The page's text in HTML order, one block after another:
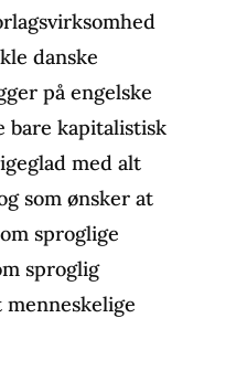
danske
på engelske
kapitalistisk
med alt
som ønsker at
sproglige
sproglig